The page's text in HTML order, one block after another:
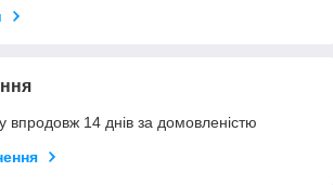
впродовж 14 днів за домовленістю